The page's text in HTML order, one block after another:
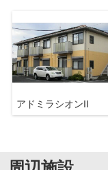
アドミラシオンII